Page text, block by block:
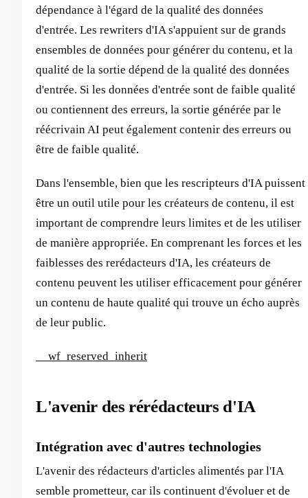
dépendance à l'égard de la qualité des données
d'entrée. Les rewriters d'IA s'appuient sur de grands
ensembles de données pour générer du contenu, et la
qualité de la sortie dépend de la qualité des données
d'entrée. Si les données d'entrée sont de faible qualité
ou contiennent des erreurs, la sortie générée par le
réécrivain AI peut également contenir des erreurs ou
être de faible qualité. ‍
Dans l'ensemble, bien que les rescripteurs d'IA puissent
être un outil utile pour les créateurs de contenu, il est
important de comprendre leurs limites et de les utiliser
de manière appropriée. En comprenant les forces et les
faiblesses des rerédacteurs d'IA, les créateurs de
contenu peuvent les utiliser efficacement pour générer
un contenu de haute qualité qui trouve un écho auprès
de leur public.
__wf_reserved_inherit
L'avenir des rérédacteurs d'IA
Intégration avec d'autres technologies
L'avenir des rédacteurs d'articles alimentés par l'IA
semble prometteur, car ils continuent d'évoluer et de